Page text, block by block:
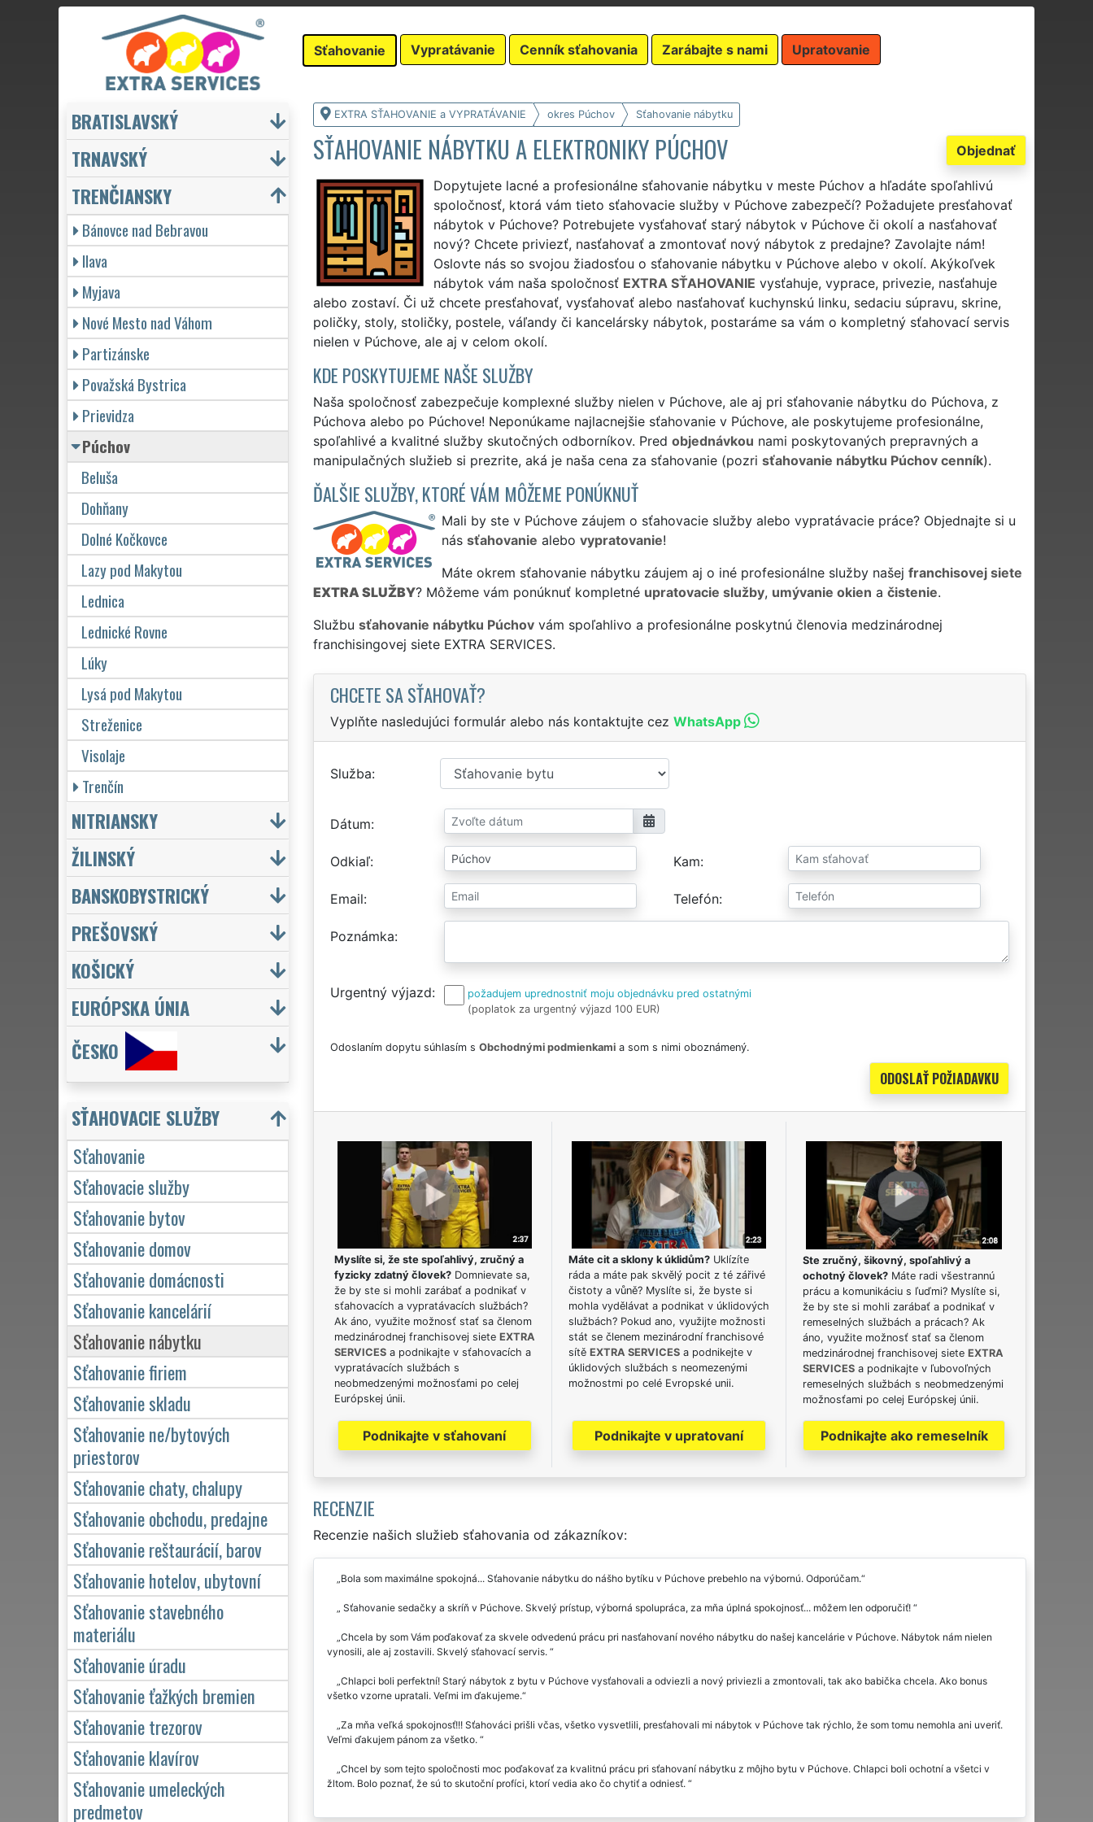
Sťahovanie Vypratávanie Cenník sťahovania Zarábajte s nami Upratovanie
EXTRA SŤAHOVANIE a VYPRATÁVANIE okres Púchov Sťahovanie nábytku
Objednať
SŤAHOVANIE NÁBYTKU A ELEKTRONIKY PÚCHOV
Dopytujete lacné a profesionálne sťahovanie nábytku v meste Púchov a hľadáte spoľahlivú
spoločnosť, ktorá vám tieto sťahovacie služby v Púchove zabezpečí? Požadujete presťahovať
nábytok v Púchove? Potrebujete vysťahovať starý nábytok v Púchove či okolí a nasťahovať
nový? Chcete priviezť, nasťahovať a zmontovať nový nábytok z predajne? Zavolajte nám!
Oslovte nás so svojou žiadosťou o sťahovanie nábytku v Púchove alebo v okolí. Akýkoľvek
nábytok vám naša spoločnosť EXTRA SŤAHOVANIE vysťahuje, vyprace, privezie, nasťahuje
alebo zostaví. Či už chcete presťahovať, vysťahovať alebo nasťahovať kuchynskú linku, sedaciu súpravu, skrine,
poličky, stoly, stoličky, postele, váľandy či kancelársky nábytok, postaráme sa vám o kompletný sťahovací servis
nielen v Púchove, ale aj v celom okolí.
KDE POSKYTUJEME NAŠE SLUŽBY
Naša spoločnosť zabezpečuje komplexné služby nielen v Púchove, ale aj pri sťahovanie nábytku do Púchova, z
Púchova alebo po Púchove! Neponúkame najlacnejšie sťahovanie v Púchove, ale poskytujeme profesionálne,
spoľahlivé a kvalitné služby skutočných odborníkov. Pred objednávkou nami poskytovaných prepravných a
manipulačných služieb si prezrite, aká je naša cena za sťahovanie (pozri sťahovanie nábytku Púchov cenník).
ĎALŠIE SLUŽBY, KTORÉ VÁM MÔŽEME PONÚKNUŤ
Mali by ste v Púchove záujem o sťahovacie služby alebo vypratávacie práce? Objednajte si u
nás sťahovanie alebo vypratovanie!
Máte okrem sťahovanie nábytku záujem aj o iné profesionálne služby našej franchisovej siete
EXTRA SLUŽBY? Môžeme vám ponúknuť kompletné upratovacie služby, umývanie okien a čistenie.
Službu sťahovanie nábytku Púchovvám spoľahlivo a profesionálne poskytnú členovia medzinárodnej
franchisingovej siete EXTRA SERVICES.
CHCETE SA SŤAHOVAŤ?
Vyplňte nasledujúci formulár alebo nás kontaktujte cez WhatsApp
Služba
Dátum
Odkiaľ Kam
Email Telefón
Poznámka
Urgentný výjazd
požadujem uprednostniť moju objednávku pred ostatnými
(poplatok za urgentný výjazd 100 EUR)
Odoslaním dopytu súhlasím s Obchodnými podmienkamia som s nimi oboznámený.
Myslíte si, že ste spoľahlivý, zručný a
fyzicky zdatný človek?Domnievate sa,
že by ste si mohli zarábať a podnikať v
sťahovacích a vypratávacích službách?
Ak áno, využite možnosť stať sa členom
medzinárodnej franchisovej siete EXTRA
SERVICESa podnikajte v sťahovacích a
vypratávacích službách s
neobmedzenými možnosťami po celej
Európskej únii.
Podnikajte v sťahovaní
Máte cit a sklony k úklidům?Uklízíte
ráda a máte pak skvělý pocit z té zářivé
čistoty a vůně? Myslíte si, že byste si
mohla vydělávat a podnikat v úklidových
službách? Pokud ano, využijte možnosti
stát se členem mezinárodní franchisové
sítě EXTRA SERVICESa podnikejte v
úklidových službách s neomezenými
možnostmi po celé Evropské unii.
Podnikajte v upratovaní
Ste zručný, šikovný, spoľahlivý a
ochotný človek? Máte radi všestrannú
prácu a komunikáciu s ľuďmi? Myslíte si,
že by ste si mohli zarábať a podnikať v
remeselných službách a prácach? Ak
áno, využite možnosť stať sa členom
medzinárodnej franchisovej siete EXTRA
SERVICES a podnikajte v ľubovoľných
remeselných službách s neobmedzenými
možnosťami po celej Európskej únii.
Podnikajte ako remeselník
RECENZIE
Recenzie našich služieb sťahovania od zákazníkov:
Bola som maximálne spokojná... Sťahovanie nábytku do nášho bytíku v Púchove prebehlo na výbornú. Odporúčam.
Sťahovanie sedačky a skríň v Púchove. Skvelý prístup, výborná spolupráca, za mňa úplná spokojnosť... môžem len odporučiť!
Chcela by som Vám poďakovať za skvele odvedenú prácu pri nasťahovaní nového nábytku do našej kancelárie v Púchove. Nábytok nám nielen
vynosili, ale aj zostavili. Skvelý sťahovací servis.
Chlapci boli perfektní! Starý nábytok z bytu v Púchove vysťahovali a odviezli a nový priviezli a zmontovali, tak ako babička chcela. Ako bonus
všetko vzorne upratali. Veľmi im ďakujeme.
Za mňa veľká spokojnosť!!! Sťahováci prišli včas, všetko vysvetlili, presťahovali mi nábytok v Púchove tak rýchlo, že som tomu nemohla ani uveriť.
Veľmi ďakujem pánom za všetko.
Chcel by som tejto spoločnosti moc poďakovať za kvalitnú prácu pri sťahovaní nábytku z môjho bytu v Púchove. Chlapci boli ochotní a všetci v
žltom. Bolo poznať, že sú to skutoční profíci, ktorí vedia ako čo chytiť a odniesť.
BRATISLAVSKÝ
TRNAVSKÝ
TRENČIANSKY
Bánovce nad Bebravou
Ilava
Myjava
Nové Mesto nad Váhom
Partizánske
Považská Bystrica
Prievidza
Púchov
Beluša
Dohňany
Dolné Kočkovce
Lazy pod Makytou
Lednica
Lednické Rovne
Lúky
Lysá pod Makytou
Streženice
Visolaje
Trenčín
NITRIANSKY
ŽILINSKÝ
BANSKOBYSTRICKÝ
PREŠOVSKÝ
KOŠICKÝ
EURÓPSKA ÚNIA
ČESKO
SŤAHOVACIE SLUŽBY
Sťahovanie
Sťahovacie služby
Sťahovanie bytov
Sťahovanie domov
Sťahovanie domácnosti
Sťahovanie kancelárií
Sťahovanie nábytku
Sťahovanie firiem
Sťahovanie skladu
Sťahovanie ne/bytových
priestorov
Sťahovanie chaty, chalupy
Sťahovanie obchodu, predajne
Sťahovanie reštaurácií, barov
Sťahovanie hotelov, ubytovní
Sťahovanie stavebného
materiálu
Sťahovanie úradu
Sťahovanie ťažkých bremien
Sťahovanie trezorov
Sťahovanie klavírov
Sťahovanie umeleckých
predmetov